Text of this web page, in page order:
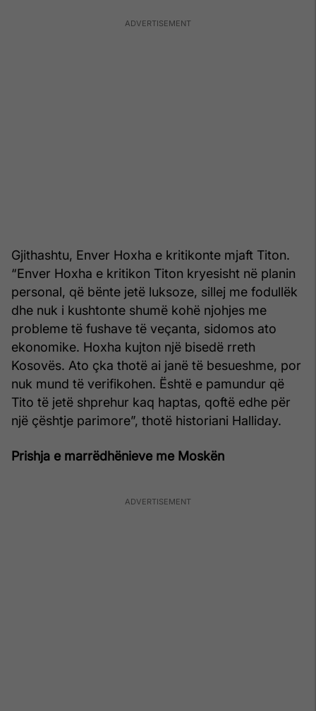
Gjithashtu, Enver Hoxha e kritikonte mjaft Titon.
“Enver Hoxha e kritikon Titon kryesisht në planin
personal, që bënte jetë luksoze, sillej me fodullëk
dhe nuk i kushtonte shumë kohë njohjes me
probleme të fushave të veçanta, sidomos ato
ekonomike. Hoxha kujton një bisedë rreth
Kosovës. Ato çka thotë ai janë të besueshme, por
nuk mund të verifikohen. Është e pamundur që
Tito të jetë shprehur kaq haptas, qoftë edhe për
një çështje parimore”, thotë historiani Halliday.
Prishja e marrëdhënieve me Moskën